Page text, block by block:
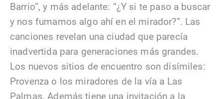
Barrio”, y más adelante: “¿Y si te paso a buscar
y nos fumamos algo ahí en el mirador?”. Las
canciones revelan una ciudad que parecía
inadvertida para generaciones más grandes.
Los nuevos sitios de encuentro son disímiles:
Provenza o los miradores de la vía a Las
Palmas. Además tiene una invitación a la